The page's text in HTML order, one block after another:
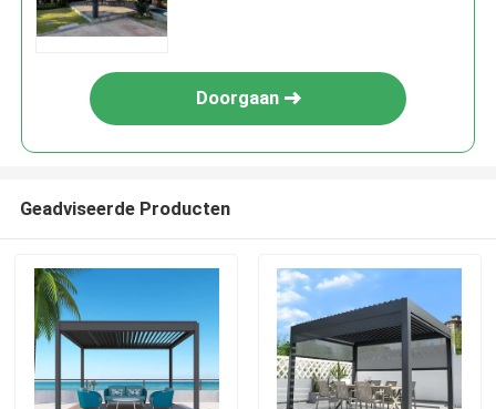
Doorgaan
Geadviseerde Producten